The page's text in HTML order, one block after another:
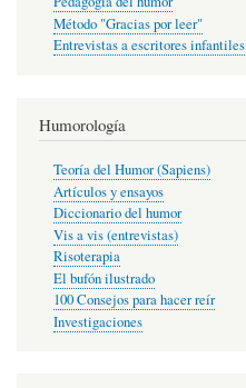
Método "Gracias por leer"
Entrevistas a escritores infantiles
Humorología
Teoría del Humor (Sapiens)
Artículos y ensayos
Diccionario del humor
Vis a vis (entrevistas)
Risoterapia
El bufón ilustrado
100 Consejos para hacer reír
Investigaciones